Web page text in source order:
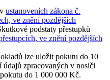
ustanoveních zákona č.
ve znění pozdějších
podstaty přestupků
ve znění pozdějších
lze uložit pokutu do 10
údajů zpracovaných v nosiči
do 1 000 000 Kč.